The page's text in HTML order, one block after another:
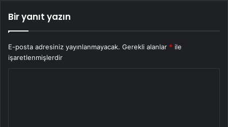
Bir yanıt yazın
E-posta adresiniz yayınlanmayacak. Gerekli alanlar * ile
işaretlenmişlerdir